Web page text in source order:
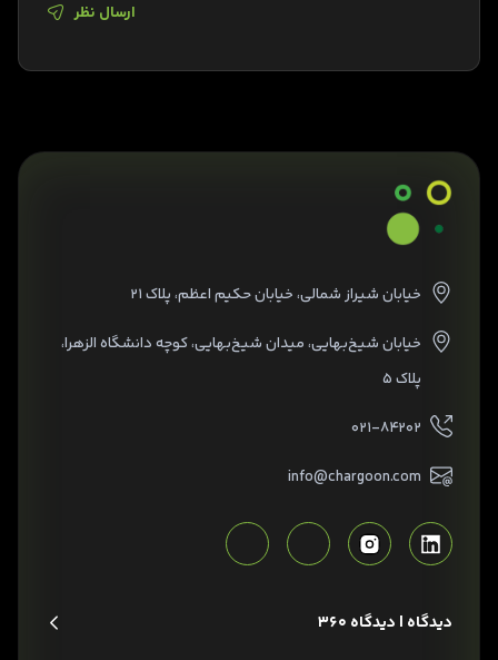
ارسال نظر
خیابان شیراز شمالی، خیابان حکیم اعظم، پلاک ۲۱
خیابان شیخ‌بهایی، میدان شیخ‌بهایی، کوچه دانشگاه الزهرا،
پلاک ۵
۰۲۱-۸۴۲۰۲
info@chargoon.com
دیدگاه | دیدگاه 360